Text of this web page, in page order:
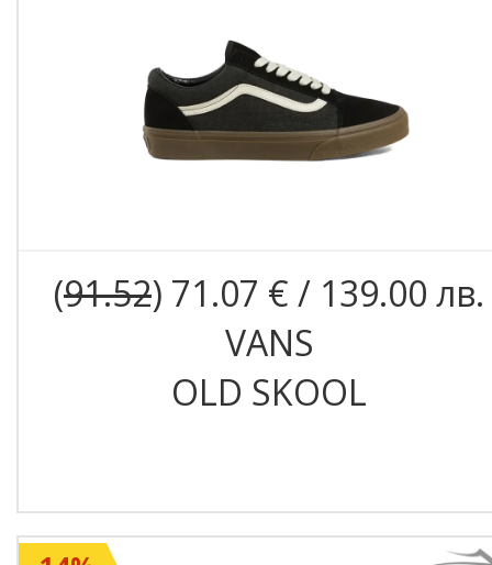
(91.52) 71.07 € / 139.00 лв.
VANS
OLD SKOOL